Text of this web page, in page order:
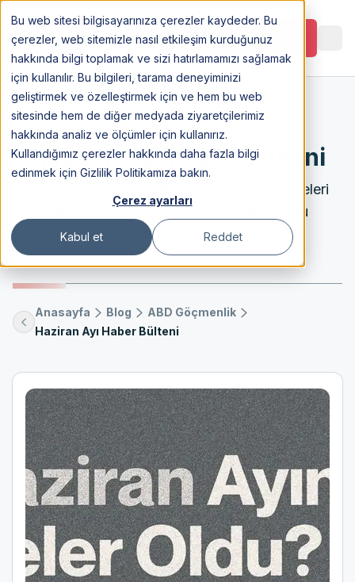
Bu web sitesi bilgisayarınıza çerezler kaydeder. Bu
çerezler, web sitemizle nasıl etkileşim kurduğunuz
hakkında bilgi toplamak ve sizi hatırlamamızı sağlamak
için kullanılır. Bu bilgileri, tarama deneyiminizi
geliştirmek ve özelleştirmek için ve hem bu web
sitesinde hem de diğer medyada ziyaretçilerimiz
hakkında analiz ve ölçümler için kullanırız.
Kullandığımız çerezler hakkında daha fazla bilgi
edinmek için Gizlilik Politikamıza bakın.
Çerez ayarları
Kabul et Reddet
Görüşme Planlayın
3 Jul 2023
Haziran Ayı Haber Bülteni
Haziran ayı haber bülteni ile güncel gelişmeleri
takip edin. Önemli bilgiler ve haberler bu
bültenle sizinle.
Anasayfa Blog
ABD Göçmenlik
Haziran Ayı Haber Bülteni